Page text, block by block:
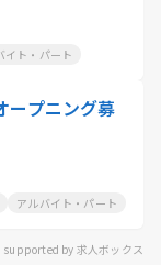
イト・パート
ープニング募
アルバイト・パート
supported by 求人ボックス